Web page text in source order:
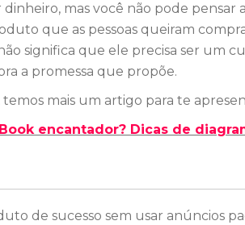
mas você não pode pensar
que as pessoas queiram
significa que ele precisa ser um
a promessa que propõe.
mais um artigo para te
encantador? Dicas de
de sucesso sem usar anúncios